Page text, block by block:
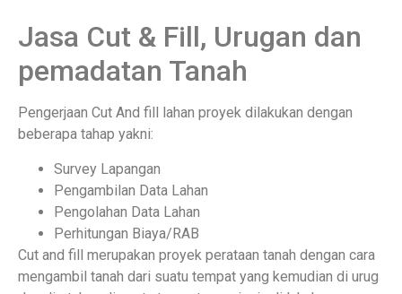
Jasa Cut & Fill, Urugan dan
pemadatan Tanah
Pengerjaan Cut And fill lahan proyek dilakukan dengan
beberapa tahap yakni:
Survey Lapangan
Pengambilan Data Lahan
Pengolahan Data Lahan
Perhitungan Biaya/RAB
Cut and fill merupakan proyek perataan tanah dengan cara
mengambil tanah dari suatu tempat yang kemudian di urug